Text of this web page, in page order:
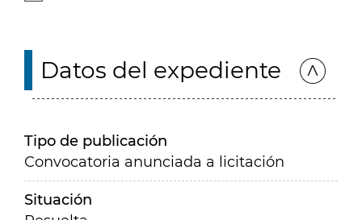
Datos del expediente
Tipo de publicación
Convocatoria anunciada a licitación
Situación